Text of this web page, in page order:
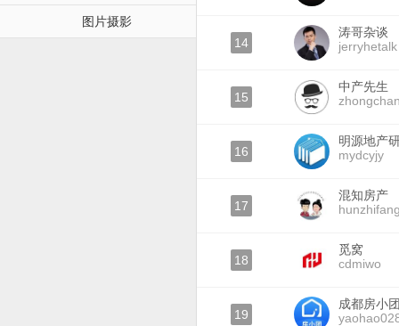
图片摄影
14
涛哥杂谈
jerryhetalk
15
中产先生
16
明源地产
mydcyjy
17
混知房产
18
觅窝
cdmiwo
19
成都房小